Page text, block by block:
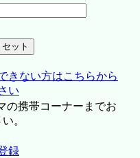
きない方はこちらから
い
の携帯コーナーまでお
。
録